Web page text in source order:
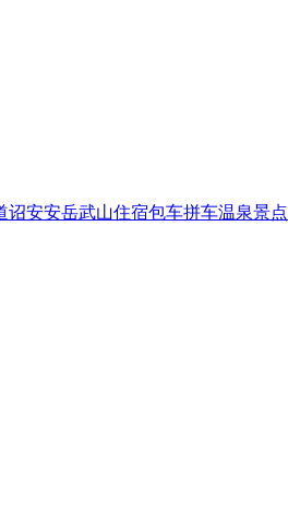
诏安安岳武山住宿包车拼车温泉景点